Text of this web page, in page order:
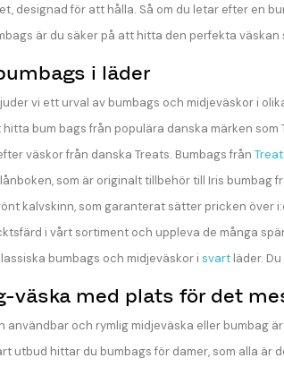
designad för att hålla. Så om du letar efter en
är du säker på att hitta den perfekta väskan
i läder
vi ett urval av bumbags och midjeväskor i
bum bags från populära danska märken
väskor från danska Treats. Bumbags från
som är originalt tillbehör till Iris bumbag
kalvskinn, som garanterat sätter pricken över
i vårt sortiment och uppleva de många
bumbags och midjeväskor i svart läder.
väska med plats för det
användbar och rymlig midjeväska eller bumbag
utbud hittar du bumbags för damer, som alla